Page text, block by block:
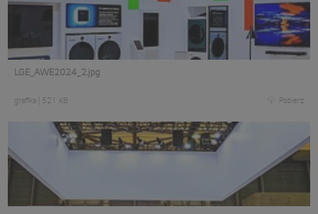
LGE_AWE2024_2.jpg
grafika 521 KB Pobierz